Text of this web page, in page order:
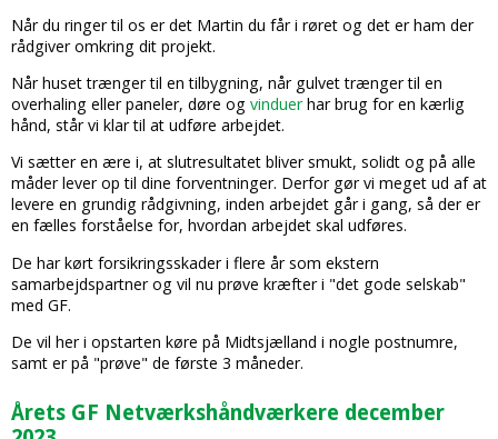
Når du ringer til os er det Martin du får i røret og det er ham der
rådgiver omkring dit projekt.
Når huset trænger til en tilbygning, når gulvet trænger til en
overhaling eller paneler, døre og vinduerhar brug for en kærlig
hånd, står vi klar til at udføre arbejdet.
Vi sætter en ære i, at slutresultatet bliver smukt, solidt og på alle
måder lever op til dine forventninger. Derfor gør vi meget ud af at
levere en grundig rådgivning, inden arbejdet går i gang, så der er
en fælles forståelse for, hvordan arbejdet skal udføres.
De har kørt forsikringsskader i flere år som ekstern
samarbejdspartner og vil nu prøve kræfter i "det gode selskab"
med GF.
De vil her i opstarten køre på Midtsjælland i nogle postnumre,
samt er på "prøve" de første 3 måneder.
Årets GF Netværkshåndværkere december